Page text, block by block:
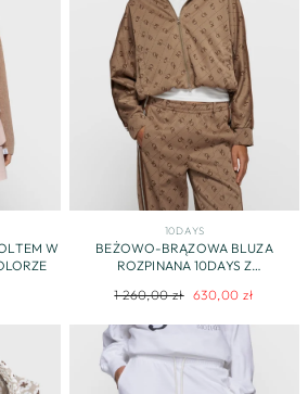
W
10DAYS
BEŻOWO-BRĄZOWA BLUZA
ROZPINANA 10DAYS Z
Regularna
1 260,00 zł Cena
630,00 zł